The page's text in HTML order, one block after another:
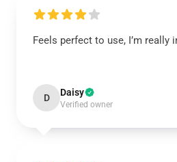
Feels perfect to use, I’m really
D Daisy
Verified owner